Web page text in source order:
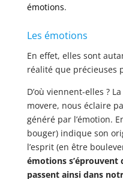
émotions.
Les émotions
En effet, elles sont
réalité que précieuses
D’où viennent-elles ?
movere, nous éclaire
généré par l’émotion.
bouger) indique son
l’esprit (en être
émotions s’éprouvent
passent ainsi dans